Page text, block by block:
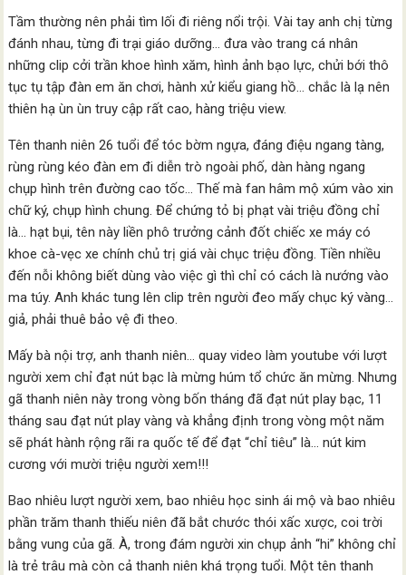
Tầm thường nên phải tìm lối đi riêng nổi trội. Vài tay anh chị từng
đánh nhau, từng đi trại giáo dưỡng… đưa vào trang cá nhân
những clip cởi trần khoe hình xăm, hình ảnh bạo lực, chửi bới thô
tục tụ tập đàn em ăn chơi, hành xử kiểu giang hồ… chắc là lạ nên
thiên hạ ùn ùn truy cập rất cao, hàng triệu view.
Tên thanh niên 26 tuổi để tóc bờm ngựa, đáng điệu ngang tàng,
rùng rùng kéo đàn em đi diễn trò ngoài phố, dàn hàng ngang
chụp hình trên đường cao tốc… Thế mà fan hâm mộ xúm vào xin
chữ ký, chụp hình chung. Để chứng tỏ bị phạt vài triệu đồng chỉ
là… hạt bụi, tên này liền phô trưởng cảnh đốt chiếc xe máy có
khoe cà-vẹc xe chính chủ trị giá vài chục triệu đồng. Tiền nhiều
đến nỗi không biết dùng vào việc gì thì chỉ có cách là nướng vào
ma túy. Anh khác tung lên clip trên người đeo mấy chục ký vàng…
giả, phải thuê bảo vệ đi theo.
Mấy bà nội trợ, anh thanh niên… quay video làm youtube với lượt
người xem chỉ đạt nút bạc là mừng húm tổ chức ăn mừng. Nhưng
gã thanh niên này trong vòng bốn tháng đã đạt nút play bạc, 11
tháng sau đạt nút play vàng và khẳng định trong vòng một năm
sẽ phát hành rộng rãi ra quốc tế để đạt “chỉ tiêu” là… nút kim
cương với mười triệu người xem!!!
Bao nhiêu lượt người xem, bao nhiêu học sinh ái mộ và bao nhiêu
phần trăm thanh thiếu niên đã bắt chước thói xấc xược, coi trời
bằng vung của gã. À, trong đám người xin chụp ảnh “hi” không chỉ
là trẻ trâu mà còn cả thanh niên khá trọng tuổi. Một tên thanh